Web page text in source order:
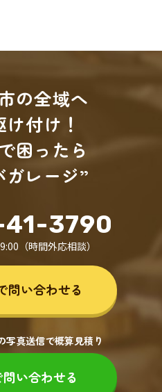
の全域へ
付け！
困ったら
ガレージ”
3790
（時間外応相談）
問い合わせる
写真送信で概算見積り
問い合わせる